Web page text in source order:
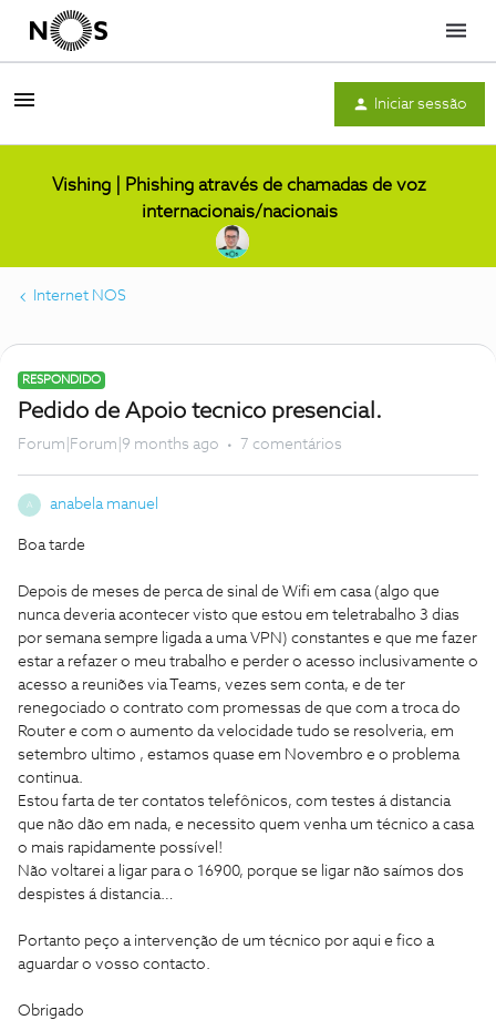
Menu
Iniciar sessão
Vishing | Phishing através de chamadas de voz
internacionais/nacionais
Internet NOS
RESPONDIDO
Pedido de Apoio tecnico presencial.
Forum|Forum|9 months ago 7 comentários
A anabela manuel
Boa tarde
Depois de meses de perca de sinal de Wifi em casa (algo que
nunca deveria acontecer visto que estou em teletrabalho 3 dias
por semana sempre ligada a uma VPN) constantes e que me fazer
estar a refazer o meu trabalho e perder o acesso inclusivamente o
acesso a reuniões via Teams, vezes sem conta, e de ter
renegociado o contrato com promessas de que com a troca do
Router e com o aumento da velocidade tudo se resolveria, em
setembro ultimo , estamos quase em Novembro e o problema
continua.
Estou farta de ter contatos telefônicos, com testes á distancia
que não dão em nada, e necessito quem venha um técnico a casa
o mais rapidamente possível!
Não voltarei a ligar para o 16900, porque se ligar não saímos dos
despistes á distancia…
Portanto peço a intervenção de um técnico por aqui e fico a
aguardar o vosso contacto.
Obrigado